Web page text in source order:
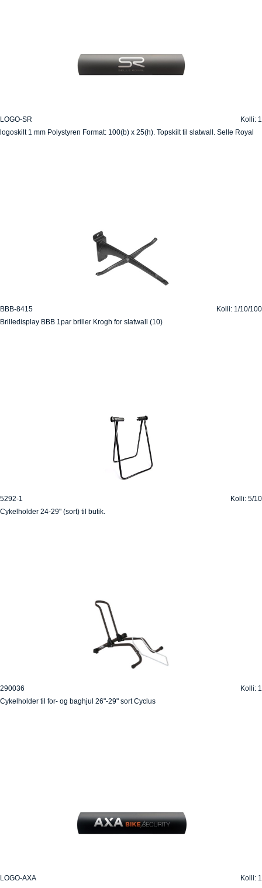
LOGO-SR
Kolli: 1
logoskilt 1 mm Polystyren Format: 100(b) x 25(h). Topskilt til slatwall. Selle Royal
BBB-8415
Kolli: 1/10/100
Brilledisplay BBB 1par briller Krogh for slatwall (10)
5292-1
Kolli: 5/10
Cykelholder 24-29" (sort) til butik.
290036
Kolli: 1
Cykelholder til for- og baghjul 26"-29" sort Cyclus
LOGO-AXA
Kolli: 1